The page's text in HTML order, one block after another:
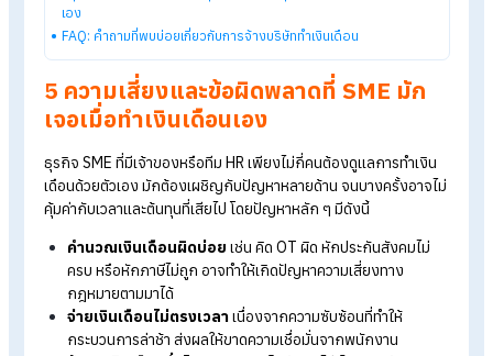
สำหรับ SME
ซอฟต์แวร์ และลดภาระงาน HRที่กินเวลาได้ 30-50%
ทำงานปกติ
จ้างบริษัททำเงินเดือนคุ้มไหม? เจาะ 5 ความเสี่ยงที่ SME มักพลาดเมื่อ
ทำเอง
จ้างบริษัททำเงินเดือนมืออาชีพคุ้มค่ากว่าทำเงินเดือนเองอย่างไร
สรุป จ้างบริษัททำเงินเดือนคุ้มกว่าไหม? 5 จุดที่ SME มักพลาดเมื่อทำ
เอง
FAQ: คำถามที่พบบ่อยเกี่ยวกับการจ้างบริษัททำเงินเดือน